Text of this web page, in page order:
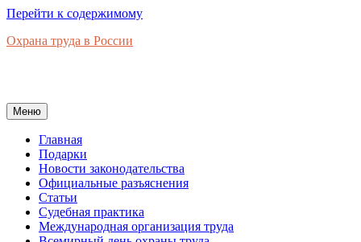
Перейти к содержимому
Охрана труда в России
Меню
Главная
Подарки
Новости законодательства
Официальные разъяснения
Статьи
Судебная практика
Международная организация труда